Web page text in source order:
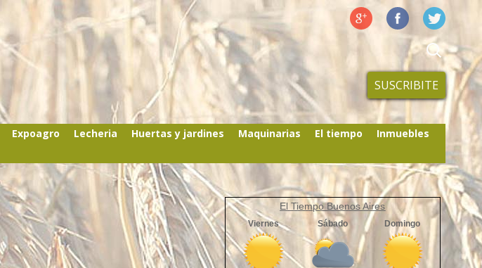
SUSCRIBITE
Expoagro Lecheria Huertas y jardines Maquinarias El tiempo
Inmuebles
El Tiempo Buenos Aires